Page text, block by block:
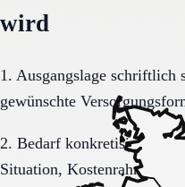
wird
1. Ausgangslage
gewünschte
2. Bedarf konkretisieren:
Situation, Kostenrahmen.